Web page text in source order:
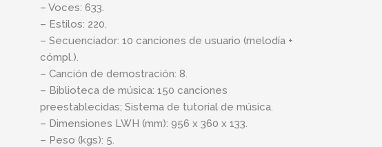
– Voces: 633.
– Estilos: 220.
– Secuenciador: 10 canciones de usuario (melodía +
cómpl.).
– Canción de demostración: 8.
– Biblioteca de música: 150 canciones
preestablecidas; Sistema de tutorial de música.
– Dimensiones LWH (mm): 956 x 360 x 133.
– Peso (kgs): 5.